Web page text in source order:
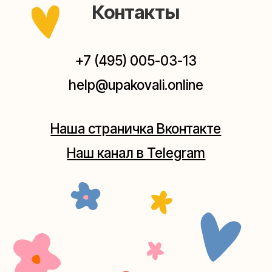
(как пройти)
Москва, ул.Таганская, дом 25-27
Мастерская на Плющихе
Мастерская на Таганке
+7 (980) 495-03-13
+7 (980) 156-03-13